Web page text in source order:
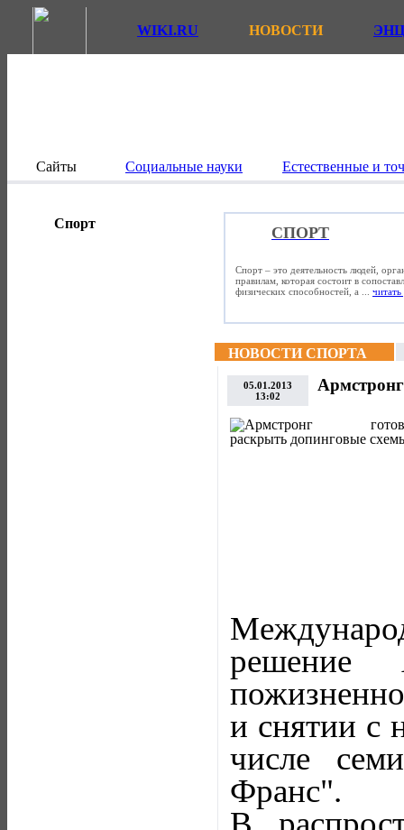
WIKI.RU НОВОСТИ
Сайты Социальные науки Естественные и
Спорт
СПОРТ
Спорт – это деятельность людей,
правилам, которая состоит в
физических способностей, а ... читать
НОВОСТИ СПОРТА
05.01.2013
13:02
решение
и снятии с
числе
Франс".